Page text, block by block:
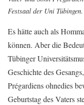
Festsaal der Uni Tübingen.
Es hätte auch als
können. Aber die
Tübinger
Geschichte des
Prégardiens ohnedies
Geburtstag des Vaters